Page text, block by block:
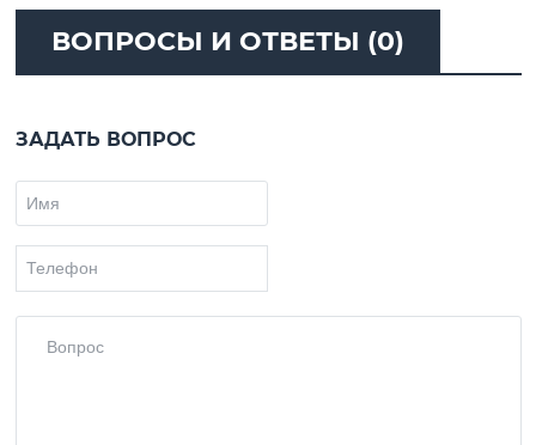
ВОПРОСЫ И ОТВЕТЫ (0)
ЗАДАТЬ ВОПРОС